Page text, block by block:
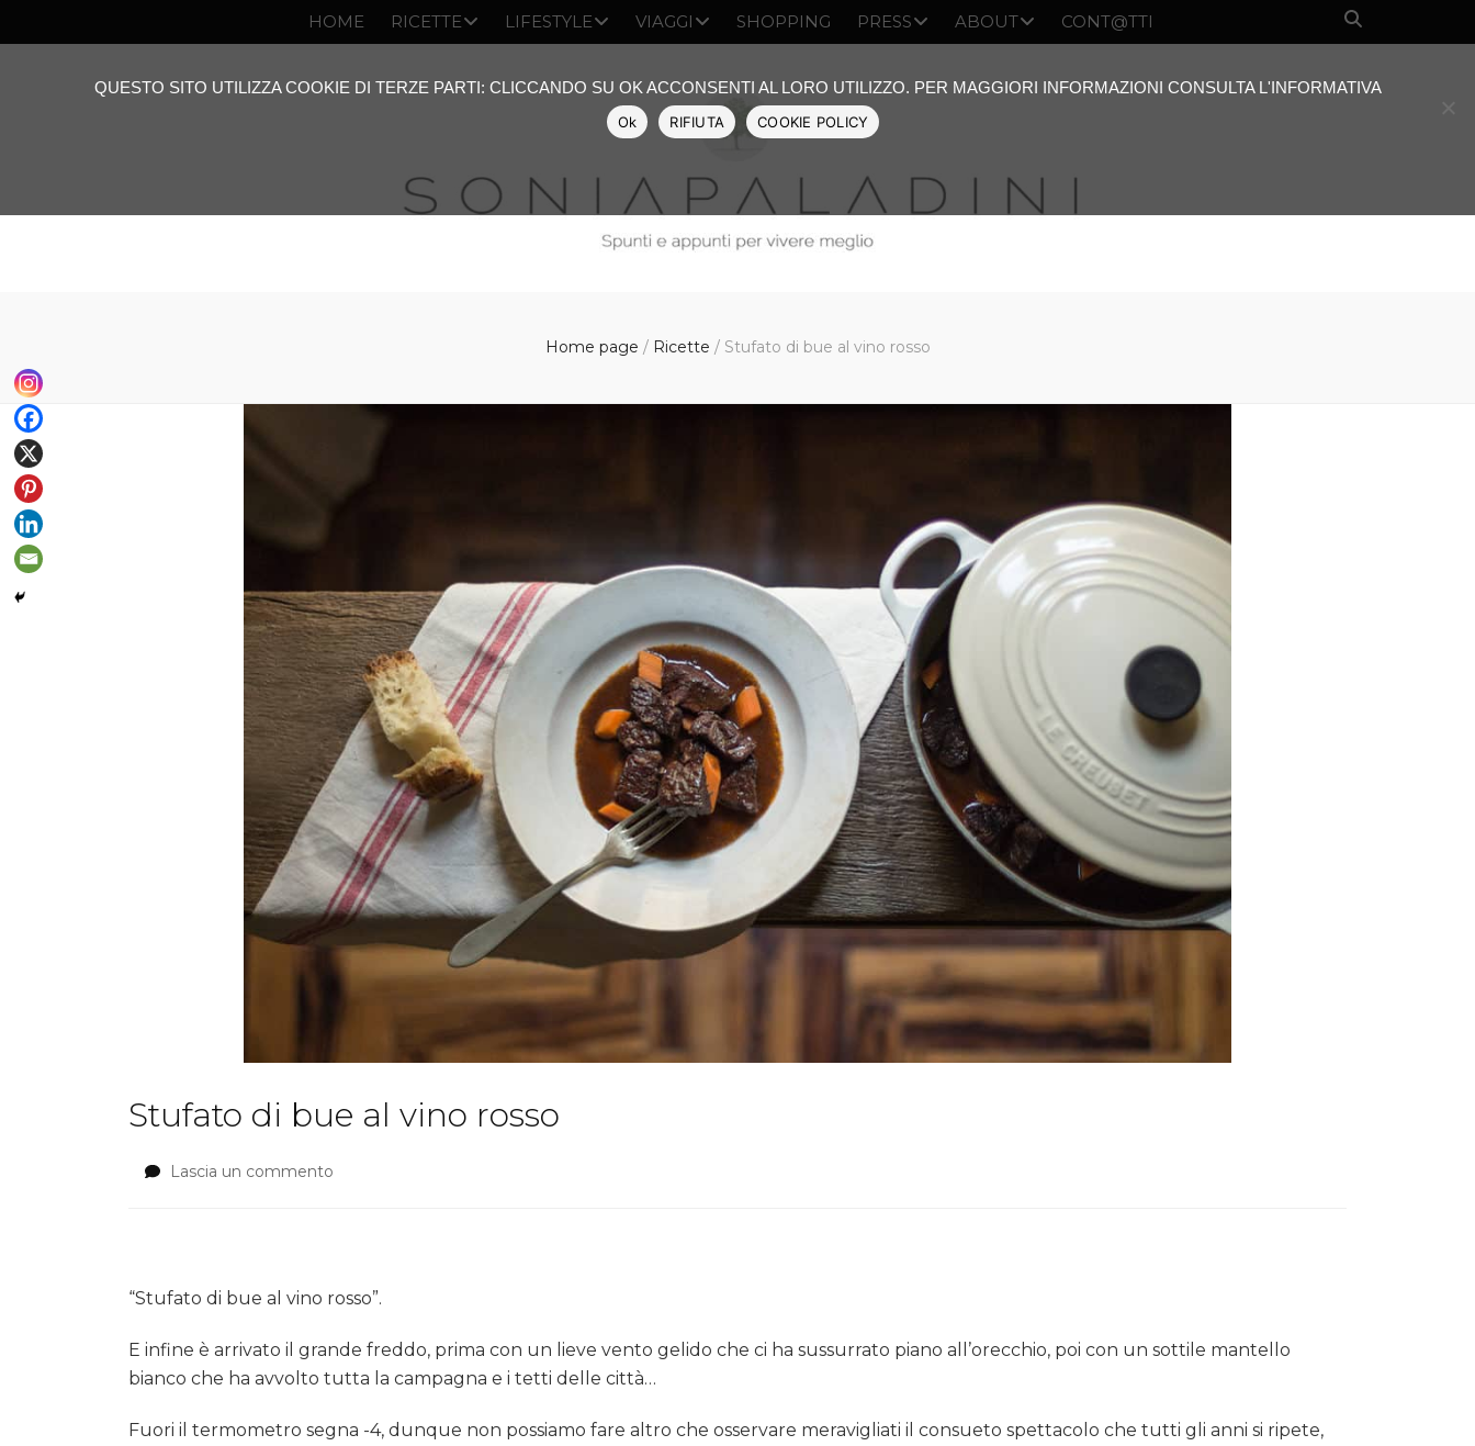
HOME RICETTE LIFESTYLE VIAGGI SHOPPING PRESS ABOUT CONT@TTI
Home page / Ricette / Stufato di bue al vino rosso
Stufato di bue al vino rosso
Lascia un commento
rosso
“Stufato di bue al vino rosso”.
E infine è arrivato il grande freddo, prima con un lieve vento gelido che ci ha sussurrato piano all’orecchio, poi con un sottile mantello
bianco che ha avvolto tutta la campagna e i tetti delle città…
Fuori il termometro segna -4, dunque non possiamo fare altro che osservare meravigliati il consueto spettacolo che tutti gli anni si ripete,
QUESTO SITO UTILIZZA COOKIE DI TERZE PARTI: CLICCANDO SU OK ACCONSENTI AL LORO UTILIZZO. PER MAGGIORI INFORMAZIONI CONSULTA L'INFORMATIVA
Ok RIFIUTA COOKIE POLICY